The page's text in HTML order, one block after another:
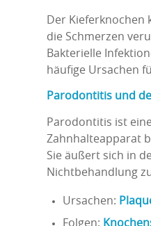
Der Kieferknochen
die Schmerzen
Bakterielle
häufige Ursachen
Parodontitis und
Parodontitis ist
Zahnhalteapparat
Sie äußert sich in
Nichtbehandlung
Ursachen:
Folgen: